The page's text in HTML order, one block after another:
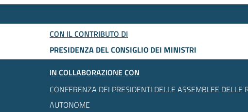
CON IL CONTRIBUTO DI
PRESIDENZA DEL CONSIGLIO DEI MINISTRI
IN COLLABORAZIONE CON
CONFERENZA DEI PRESIDENTI DELLE ASSEMBLEE DELLE
AUTONOME